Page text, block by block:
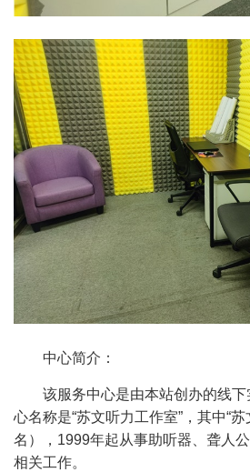
中心简介：
该服务中心是由本站创办的线
心名称是“苏文听力工作室”，其中“
名），1999年起从事助听器、聋人
相关工作。